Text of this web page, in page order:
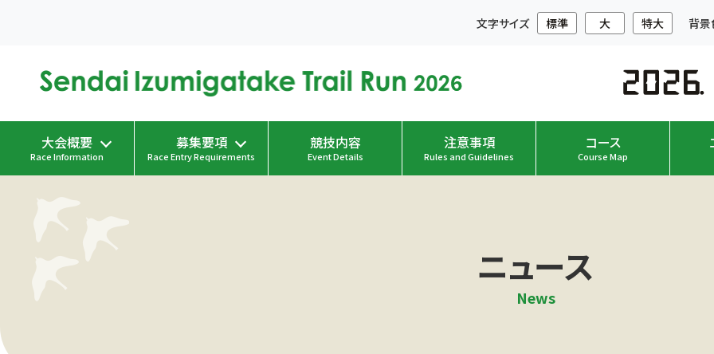
文字サイズ 標準 大 特大 背
大会概要
Race Information
ご挨拶
募集要項
Race Entry Requirements
競技内容
Event Details
注意事項
Rules and Guidelines
コース
Course Map
ニュース
News